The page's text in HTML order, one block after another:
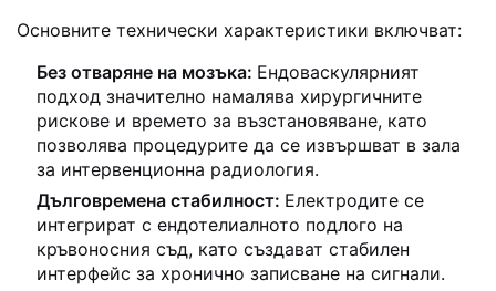
Основните технически характеристики включват:
Без отваряне на мозъка: Ендоваскулярният
подход значително намалява хирургичните
рискове и времето за възстановяване, като
позволява процедурите да се извършват в зала
за интервенционна радиология.
Дълговремена стабилност: Електродите се
интегрират с ендотелиалното подлого на
кръвоносния съд, като създават стабилен
интерфейс за хронично записване на сигнали.